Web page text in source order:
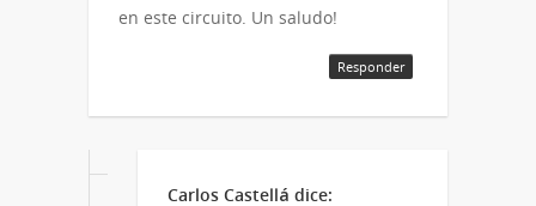
en este circuito. Un saludo!
Responder
Carlos Castellá dice: